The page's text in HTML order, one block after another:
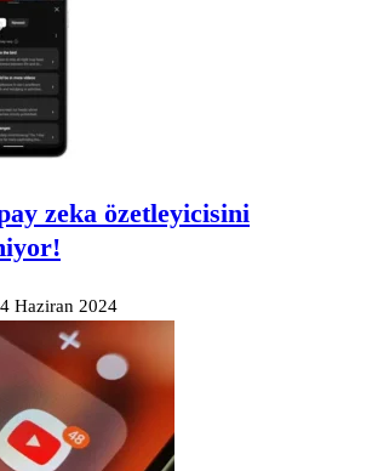
zeka özetleyicisini
Haziran 2024